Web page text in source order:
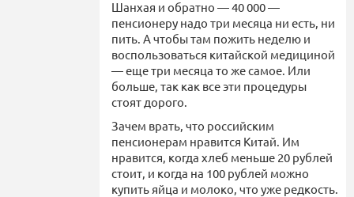
Шанхая и обратно — 40 000 —
пенсионеру надо три месяца ни есть, ни
пить. А чтобы там пожить неделю и
воспользоваться китайской медициной
— еще три месяца то же самое. Или
больше, так как все эти процедуры
стоят дорого.
Зачем врать, что российским
пенсионерам нравится Китай. Им
нравится, когда хлеб меньше 20 рублей
стоит, и когда на 100 рублей можно
купить яйца и молоко, что уже редкость.